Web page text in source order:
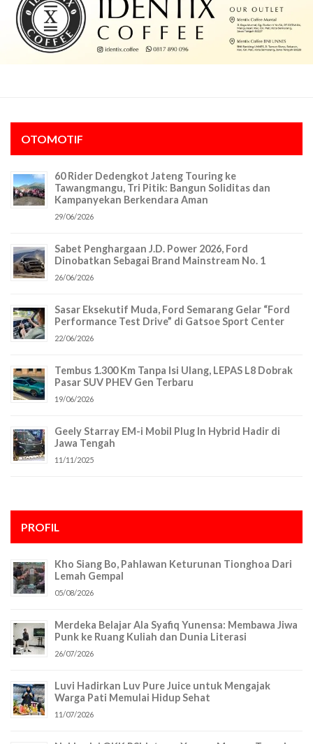
OTOMOTIF
60 Rider Dedengkot Jateng Touring ke
Tawangmangu, Tri Pitik: Bangun Soliditas dan
Kampanyekan Berkendara Aman
29/06/2026
Sabet Penghargaan J.D. Power 2026, Ford
Dinobatkan Sebagai Brand Mainstream No. 1
26/06/2026
Sasar Eksekutif Muda, Ford Semarang Gelar “Ford
Performance Test Drive” di Gatsoe Sport Center
22/06/2026
Tembus 1.300 Km Tanpa Isi Ulang, LEPAS L8 Dobrak
Pasar SUV PHEV Gen Terbaru
19/06/2026
Geely Starray EM-i Mobil Plug In Hybrid Hadir di
Jawa Tengah
11/11/2025
PROFIL
Kho Siang Bo, Pahlawan Keturunan Tionghoa Dari
Lemah Gempal
05/08/2026
Merdeka Belajar Ala Syafiq Yunensa: Membawa Jiwa
Punk ke Ruang Kuliah dan Dunia Literasi
26/07/2026
Luvi Hadirkan Luv Pure Juice untuk Mengajak
Warga Pati Memulai Hidup Sehat
11/07/2026